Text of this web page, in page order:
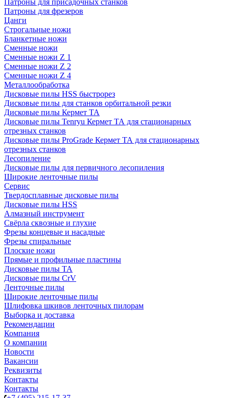
Патроны для присадочных станков
Патроны для фрезеров
Цанги
Строгальные ножи
Бланкетные ножи
Сменные ножи
Сменные ножи Z 1
Сменные ножи Z 2
Сменные ножи Z 4
Металлообработка
Дисковые пилы HSS быстрорез
Дисковые пилы для станков орбитальной резки
Дисковые пилы Кермет ТА
Дисковые пилы Tenryu Кермет ТА для стационарных
отрезных станков
Дисковые пилы ProGrade Кермет ТА для стационарных
отрезных станков
Лесопиление
Дисковые пилы для первичного лесопиления
Широкие ленточные пилы
Сервис
Твердосплавные дисковые пилы
Дисковые пилы HSS
Алмазный инструмент
Свёрла сквозные и глухие
Фрезы концевые и насадные
Фрезы спиральные
Плоские ножи
Прямые и профильные пластины
Дисковые пилы TA
Дисковые пилы CrV
Ленточные пилы
Широкие ленточные пилы
Шлифовка шкивов ленточных пилорам
Выборка и доставка
Рекомендации
Компания
О компании
Новости
Вакансии
Реквизиты
Контакты
Контакты